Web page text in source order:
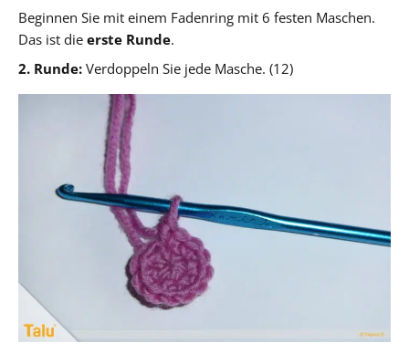
Beginnen Sie mit einem Fadenring mit 6 festen Maschen.
Das ist die erste Runde.
2. Runde: Verdoppeln Sie jede Masche. (12)